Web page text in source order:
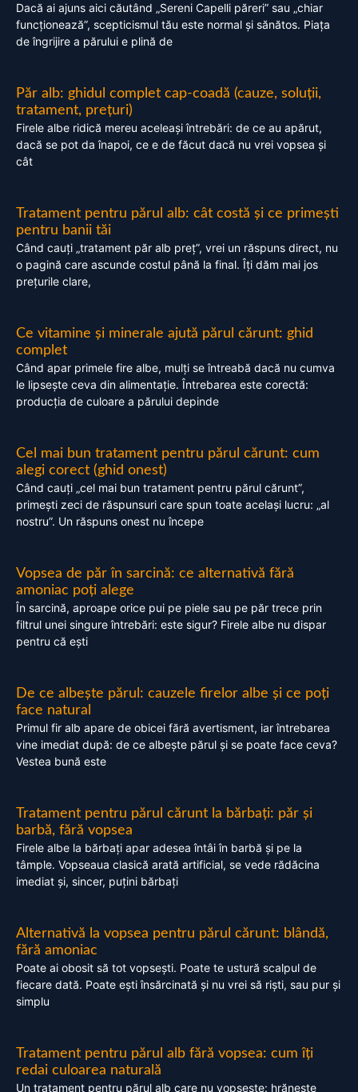
Dacă ai ajuns aici căutând „Sereni Capelli păreri” sau „chiar
funcționează”, scepticismul tău este normal și sănătos. Piața
de îngrijire a părului e plină de
Păr alb: ghidul complet cap-coadă (cauze, soluții,
tratament, prețuri)
Firele albe ridică mereu aceleași întrebări: de ce au apărut,
dacă se pot da înapoi, ce e de făcut dacă nu vrei vopsea și
cât
Tratament pentru părul alb: cât costă și ce primești
pentru banii tăi
Când cauți „tratament păr alb preț”, vrei un răspuns direct, nu
o pagină care ascunde costul până la final. Îți dăm mai jos
prețurile clare,
Ce vitamine și minerale ajută părul cărunt: ghid
complet
Când apar primele fire albe, mulți se întreabă dacă nu cumva
le lipsește ceva din alimentație. Întrebarea este corectă:
producția de culoare a părului depinde
Cel mai bun tratament pentru părul cărunt: cum
alegi corect (ghid onest)
Când cauți „cel mai bun tratament pentru părul cărunt”,
primești zeci de răspunsuri care spun toate același lucru: „al
nostru”. Un răspuns onest nu începe
Vopsea de păr în sarcină: ce alternativă fără
amoniac poți alege
În sarcină, aproape orice pui pe piele sau pe păr trece prin
filtrul unei singure întrebări: este sigur? Firele albe nu dispar
pentru că ești
De ce albește părul: cauzele firelor albe și ce poți
face natural
Primul fir alb apare de obicei fără avertisment, iar întrebarea
vine imediat după: de ce albește părul și se poate face ceva?
Vestea bună este
Tratament pentru părul cărunt la bărbați: păr și
barbă, fără vopsea
Firele albe la bărbați apar adesea întâi în barbă și pe la
tâmple. Vopseaua clasică arată artificial, se vede rădăcina
imediat și, sincer, puțini bărbați
Alternativă la vopsea pentru părul cărunt: blândă,
fără amoniac
Poate ai obosit să tot vopsești. Poate te ustură scalpul de
fiecare dată. Poate ești însărcinată și nu vrei să riști, sau pur și
simplu
Tratament pentru părul alb fără vopsea: cum îți
redai culoarea naturală
Un tratament pentru părul alb care nu vopsește: hrănește